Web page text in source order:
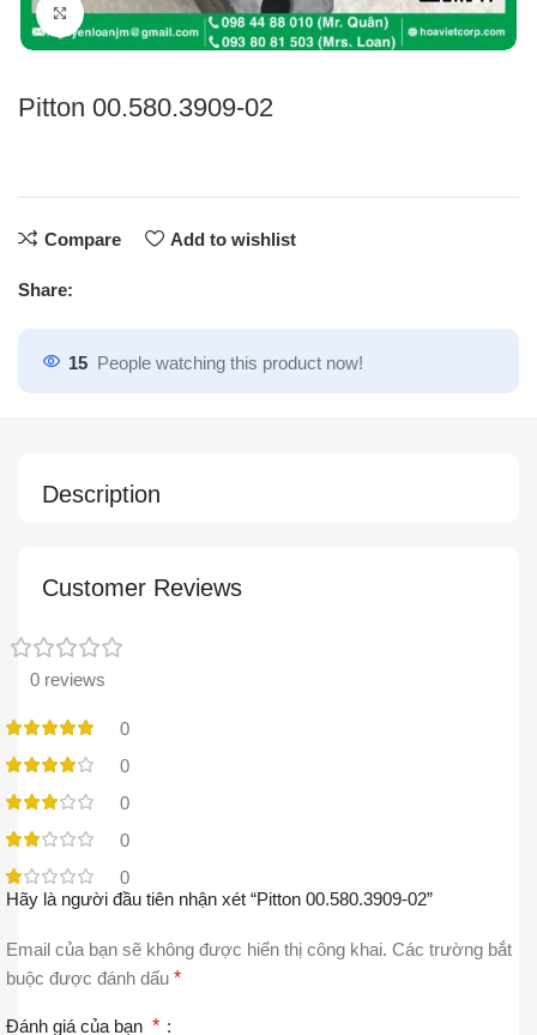
Click to enlarge
Pitton 00.580.3909-02
Compare Add to wishlist
Share:
15 People watching this product now!
Description
Customer Reviews
0 reviews
0
0
0
0
0
Hãy là người đầu tiên nhận xét “Pitton 00.580.3909-02”
Email của bạn sẽ không được hiển thị công khai. Các trường bắt
buộc được đánh dấu *
Đánh giá của bạn *